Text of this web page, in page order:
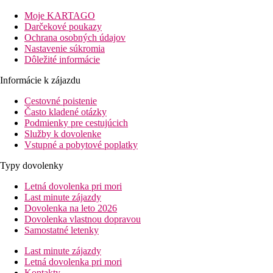
Vybavenie
Vstupná hala, recepcia, 3 reštaurácie (bufetová, maurícijská a
Izby
Dvojlôžková izba
Ostatné typy izieb
Family dvojlôžková izba
Zábava
Piesočná pláž priamo pri hoteli.
Lehátka a slnečníky zadarmo.
Športová ponuka
Zadarmo:šípky, petanque, stolný tenis, plážový
Deti
Moje KARTAGO
Darčekové poukazy
Ochrana osobných údajov
Nastavenie súkromia
Dôležité informácie
Informácie k zájazdu
Cestovné poistenie
Často kladené otázky
Podmienky pre cestujúcich
Služby k dovolenke
Vstupné a pobytové poplatky
Typy dovolenky
Letná dovolenka pri mori
Last minute zájazdy
Dovolenka na leto 2026
Dovolenka vlastnou dopravou
Samostatné letenky
Last minute zájazdy
Letná dovolenka pri mori